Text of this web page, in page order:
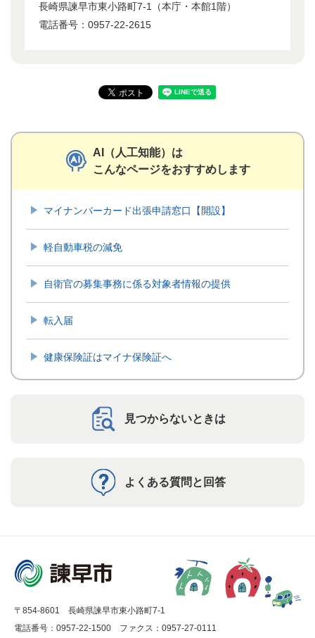
長崎県諫早市東小路町7-1（本庁・本館1階）
電話番号：0957-22-2615
AI（人工知能）は
こんなページをおすすめします
マイナンバーカード出張申請窓口【開設】
軽自動車税の減免
自衛官の募集事務に係る対象者情報の提供
転入届
健康保険証はマイナ保険証へ
見つからないときは
よくある質問と回答
〒854-8601 長崎県諫早市東小路町7-1
電話番号：0957-22-1500
ファクス：0957-27-0111